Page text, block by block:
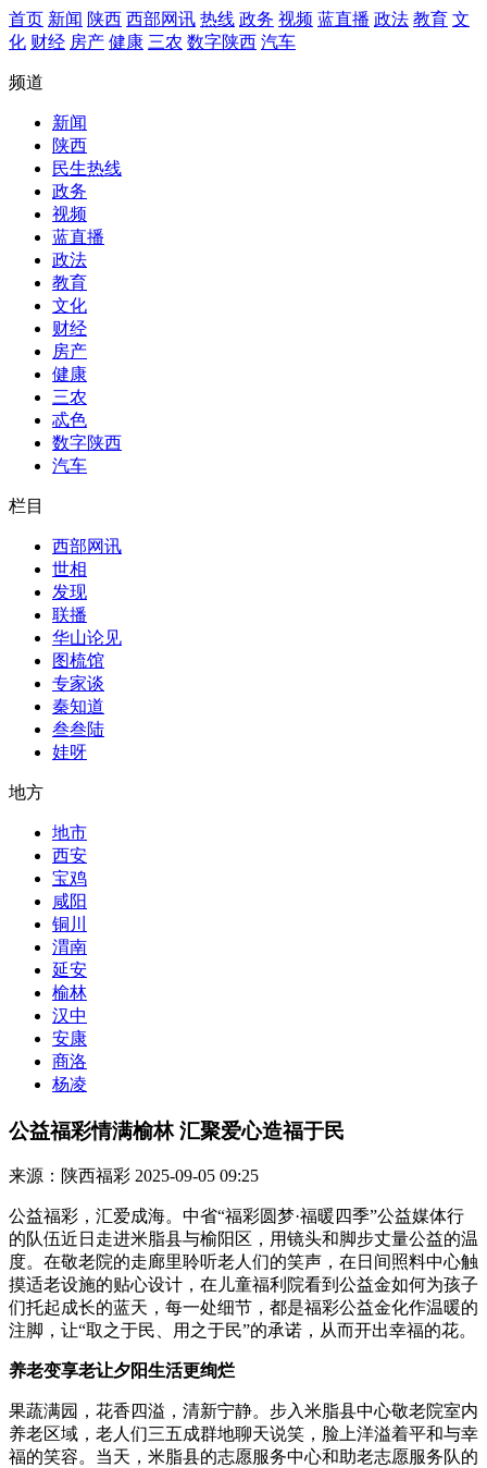
首页 新闻 陕西 西部网讯 热线 政务 视频 蓝直播 政法 教育 文
化 财经 房产 健康 三农 数字陕西 汽车
频道
新闻
陕西
民生热线
政务
视频
蓝直播
政法
教育
文化
财经
房产
健康
三农
忒色
数字陕西
汽车
栏目
西部网讯
世相
发现
联播
华山论见
图梳馆
专家谈
秦知道
叁叁陆
娃呀
地方
地市
西安
宝鸡
咸阳
铜川
渭南
延安
榆林
汉中
安康
商洛
杨凌
公益福彩情满榆林 汇聚爱心造福于民
来源：陕西福彩 2025-09-05 09:25
公益福彩，汇爱成海。中省“福彩圆梦·福暖四季”公益媒体行
的队伍近日走进米脂县与榆阳区，用镜头和脚步丈量公益的温
度。在敬老院的走廊里聆听老人们的笑声，在日间照料中心触
摸适老设施的贴心设计，在儿童福利院看到公益金如何为孩子
们托起成长的蓝天，每一处细节，都是福彩公益金化作温暖的
注脚，让“取之于民、用之于民”的承诺，从而开出幸福的花。
养老变享老让夕阳生活更绚烂
果蔬满园，花香四溢，清新宁静。步入米脂县中心敬老院室内
养老区域，老人们三五成群地聊天说笑，脸上洋溢着平和与幸
福的笑容。当天，米脂县的志愿服务中心和助老志愿服务队的